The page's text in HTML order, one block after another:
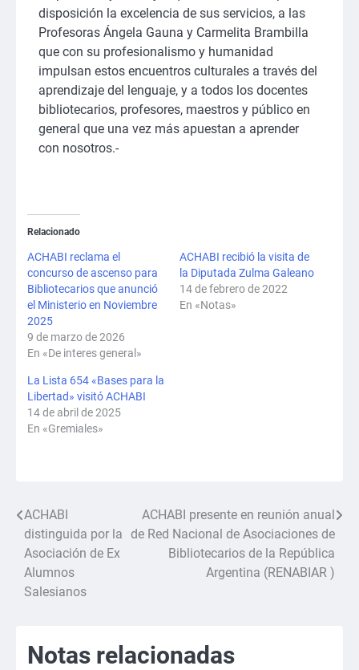
disposición la excelencia de sus servicios, a las
Profesoras Ángela Gauna y Carmelita Brambilla
que con su profesionalismo y humanidad
impulsan estos encuentros culturales a través del
aprendizaje del lenguaje, y a todos los docentes
bibliotecarios, profesores, maestros y público en
general que una vez más apuestan a aprender
con nosotros.-
Relacionado
ACHABI reclama el
concurso de ascenso para
Bibliotecarios que anunció
el Ministerio en Noviembre
2025
9 de marzo de 2026
En «De interes general»
ACHABI recibió la visita de
la Diputada Zulma Galeano
14 de febrero de 2022
En «Notas»
La Lista 654 «Bases para la
Libertad» visitó ACHABI
14 de abril de 2025
En «Gremiales»
Navegación
de
entradas
ACHABI
distinguida por la
Asociación de Ex
Alumnos
Salesianos
ACHABI presente en reunión anual
de Red Nacional de Asociaciones de
Bibliotecarios de la República
Argentina (RENABIAR )
Notas relacionadas